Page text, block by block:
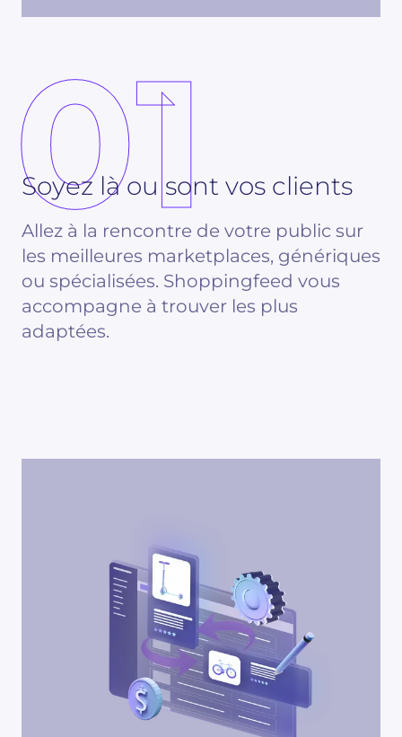
01
Soyez là ou sont vos clients
Allez à la rencontre de votre public sur
les meilleures marketplaces, génériques
ou spécialisées. Shoppingfeed vous
accompagne à trouver les plus
adaptées.